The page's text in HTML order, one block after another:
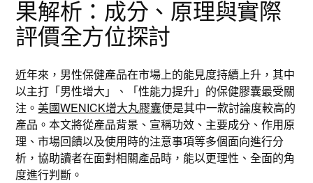
果解析：成分、原理與實際
評價全方位探討
近年來，男性保健產品在市場上的能見度持續上升，其中
以主打「男性增大」、「性能力提升」的保健膠囊最受關
注。美國WENICK增大丸膠囊便是其中一款討論度較高的
產品。本文將從產品背景、宣稱功效、主要成分、作用原
理、市場回饋以及使用時的注意事項等多個面向進行分
析，協助讀者在面對相關產品時，能以更理性、全面的角
度進行判斷。